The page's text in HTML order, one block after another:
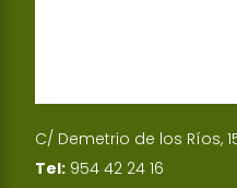
C/ Demetrio de los Ríos,
Tel: 954 42 24 16